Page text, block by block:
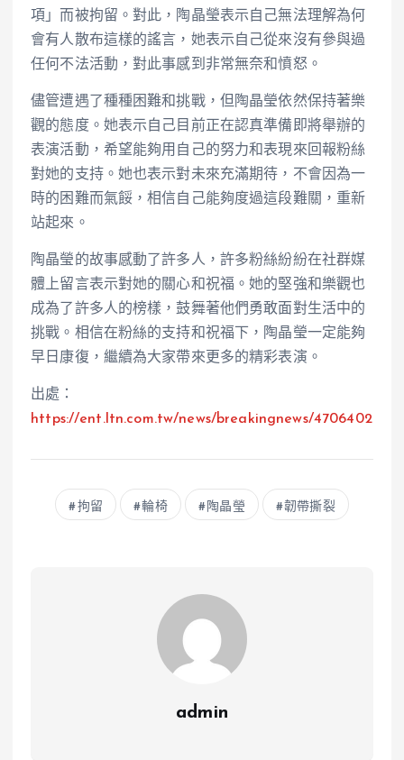
項」而被拘留。對此，陶晶瑩表示自己無法理解為何
會有人散布這樣的謠言，她表示自己從來沒有參與過
任何不法活動，對此事感到非常無奈和憤怒。
儘管遭遇了種種困難和挑戰，但陶晶瑩依然保持著樂
觀的態度。她表示自己目前正在認真準備即將舉辦的
表演活動，希望能夠用自己的努力和表現來回報粉絲
對她的支持。她也表示對未來充滿期待，不會因為一
時的困難而氣餒，相信自己能夠度過這段難關，重新
站起來。
陶晶瑩的故事感動了許多人，許多粉絲紛紛在社群媒
體上留言表示對她的關心和祝福。她的堅強和樂觀也
成為了許多人的榜樣，鼓舞著他們勇敢面對生活中的
挑戰。相信在粉絲的支持和祝福下，陶晶瑩一定能夠
早日康復，繼續為大家帶來更多的精彩表演。
出處：
https://ent.ltn.com.tw/news/breakingnews/4706402
拘留 輪椅 陶晶瑩 韌帶撕裂
admin